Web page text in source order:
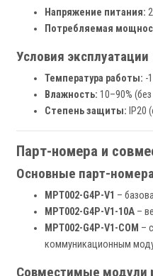
Напряжение питания:
Потребляемая
Условия эксплуатации
Температура работы: -
Влажность: 10–90%
Степень защиты: IP20
Парт-номера и
Основные парт-
MPT002-G4P-V1 –
MPT002-G4P-V1-10A –
MPT002-G4P-V1-COM –
коммуникационным
Совместимые модули